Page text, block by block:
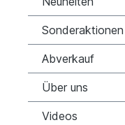
Sonderaktionen
Abverkauf
Über uns
Videos